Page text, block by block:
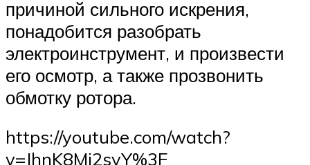
причиной сильного искрения,
понадобится разобрать
электроинструмент, и произвести
его осмотр, а также прозвонить
обмотку ротора.
https://youtube.com/watch?
v=JhnK8Mi2syY%3F